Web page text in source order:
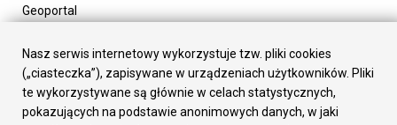
Geoportal
Załatw sprawę
Prezydent Miasta
Rada Miasta
Wydziały
Nasz serwis internetowy wykorzystuje tzw. pliki cookies
(„ciasteczka”), zapisywane w urządzeniach użytkowników. Pliki
te wykorzystywane są głównie w celach statystycznych,
pokazujących na podstawie anonimowych danych, w jaki